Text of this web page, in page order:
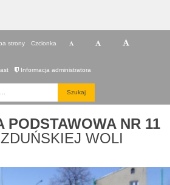
strony Czcionka
Informacja administratora
PODSTAWOWA NR 11
WOLI